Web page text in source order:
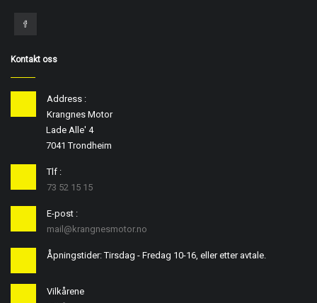
Kontakt oss
Address :
Krangnes Motor
Lade Alle' 4
7041 Trondheim
Tlf :
73 52 15 15
E-post :
mail@krangnesmotor.no
Åpningstider: Tirsdag - Fredag 10-16, eller etter avtale.
Vilkårene